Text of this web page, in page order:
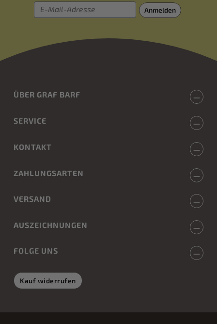
E-Mail-Adresse
Anmelden
ÜBER GRAF BARF
SERVICE
KONTAKT
ZAHLUNGSARTEN
VERSAND
AUSZEICHNUNGEN
FOLGE UNS
Kauf widerrufen